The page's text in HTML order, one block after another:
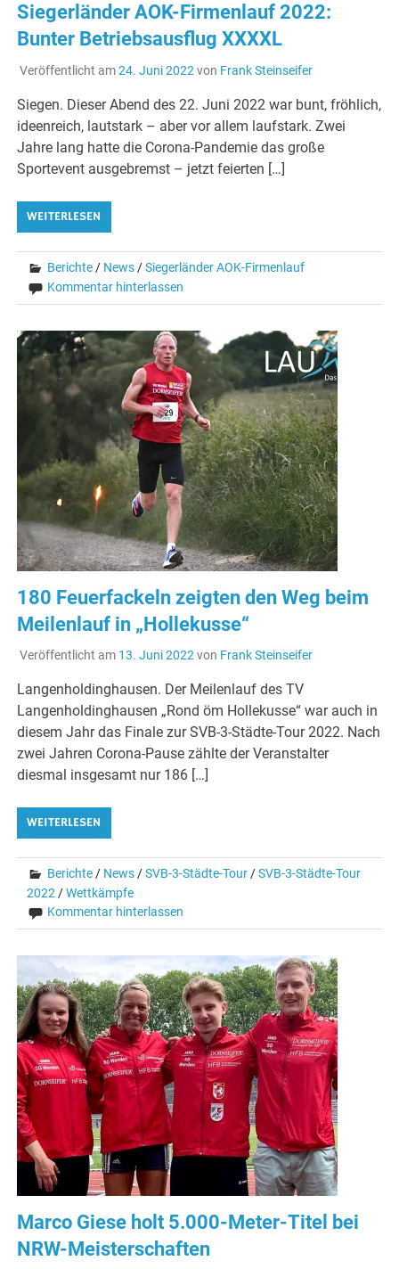
Siegerländer AOK-Firmenlauf 2022:
Bunter Betriebsausflug XXXXL
Veröffentlicht am24. Juni 2022 von Frank Steinseifer
Siegen. Dieser Abend des 22. Juni 2022 war bunt, fröhlich,
ideenreich, lautstark – aber vor allem laufstark. Zwei
Jahre lang hatte die Corona-Pandemie das große
Sportevent ausgebremst – jetzt feierten […]
WEITERLESEN
Berichte / News /Siegerländer AOK-Firmenlauf
Kommentar hinterlassen
180 Feuerfackeln zeigten den Weg beim
Meilenlauf in „Hollekusse“
Veröffentlicht am 13. Juni 2022von Frank Steinseifer
Langenholdinghausen. Der Meilenlauf des TV
Langenholdinghausen „Rond öm Hollekusse“ war auch in
diesem Jahr das Finale zur SVB-3-Städte-Tour 2022. Nach
zwei Jahren Corona-Pause zählte der Veranstalter
diesmal insgesamt nur 186 […]
WEITERLESEN
Berichte/ News/SVB-3-Städte-Tour/SVB-3-Städte-Tour
2022/Wettkämpfe
Kommentar hinterlassen
Marco Giese holt 5.000-Meter-Titel bei
NRW-Meisterschaften